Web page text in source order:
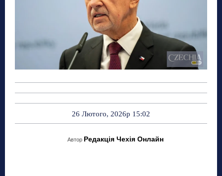
26 Лютого, 2026р 15:02
Автор Редакція Чехія Онлайн